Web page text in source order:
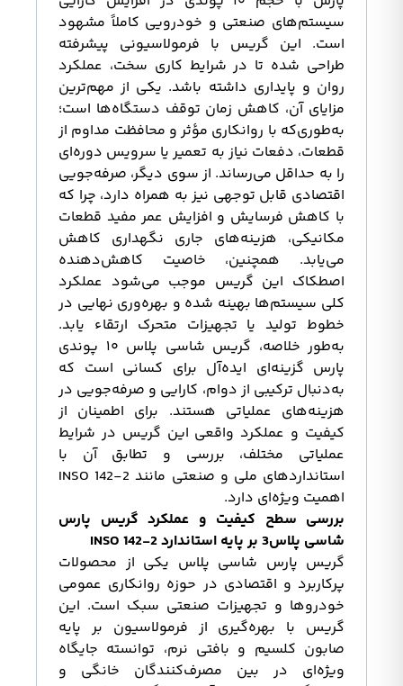
سیستم‌های صنعتی و خودرویی کاملاً مشهود
است. این گریس با فرمولاسیونی پیشرفته
طراحی شده تا در شرایط کاری سخت، عملکرد
روان و پایداری داشته باشد. یکی از مهم‌ترین
مزایای آن، کاهش زمان توقف دستگاه‌ها است؛
به‌طوری‌که با روانکاری مؤثر و محافظت مداوم از
قطعات، دفعات نیاز به تعمیر یا سرویس دوره‌ای
را به حداقل می‌رساند. از سوی دیگر، صرفه‌جویی
اقتصادی قابل توجهی نیز به همراه دارد، چرا که
با کاهش فرسایش و افزایش عمر مفید قطعات
مکانیکی، هزینه‌های جاری نگهداری کاهش
می‌یابد. همچنین، خاصیت کاهش‌دهنده
اصطکاک این گریس موجب می‌شود عملکرد
کلی سیستم‌ها بهینه شده و بهره‌وری نهایی در
خطوط تولید یا تجهیزات متحرک ارتقاء یابد.
به‌طور خلاصه، گریس شاسی پلاس ۱۰ پوندی
پارس گزینه‌ای ایده‌آل برای کسانی است که
به‌دنبال ترکیبی از دوام، کارایی و صرفه‌جویی در
هزینه‌های عملیاتی هستند. برای اطمینان از
کیفیت و عملکرد واقعی این گریس در شرایط
عملیاتی مختلف، بررسی و تطابق آن با
استانداردهای ملی و صنعتی مانند INSO 142-2
اهمیت ویژه‌ای دارد.
بررسی سطح کیفیت و عملکرد گریس پارس
شاسی پلاس3 بر پایه استاندارد INSO 142-2
گریس پارس شاسی پلاس یکی از محصولات
پرکاربرد و اقتصادی در حوزه روانکاری عمومی
خودروها و تجهیزات صنعتی سبک است. این
گریس با بهره‌گیری از فرمولاسیون بر پایه
صابون کلسیم و بافتی نرم، توانسته جایگاه
ویژه‌ای در بین مصرف‌کنندگان خانگی و